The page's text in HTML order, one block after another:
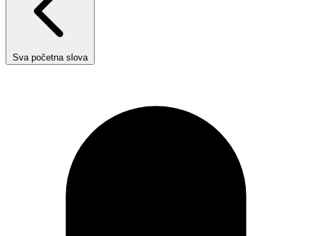
Sva početna slova